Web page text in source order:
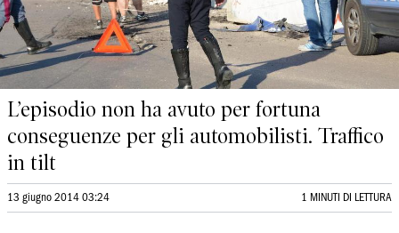
L’episodio non ha avuto per fortuna
conseguenze per gli automobilisti. Traffico
in tilt
13 giugno 2014 03:24 1 MINUTI DI LETTURA